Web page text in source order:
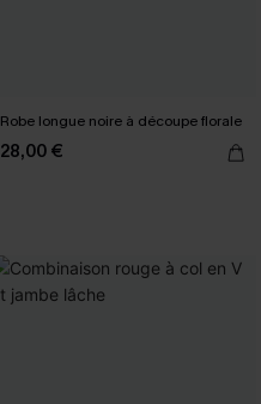
Robe longue noire à découpe florale
28,00 €